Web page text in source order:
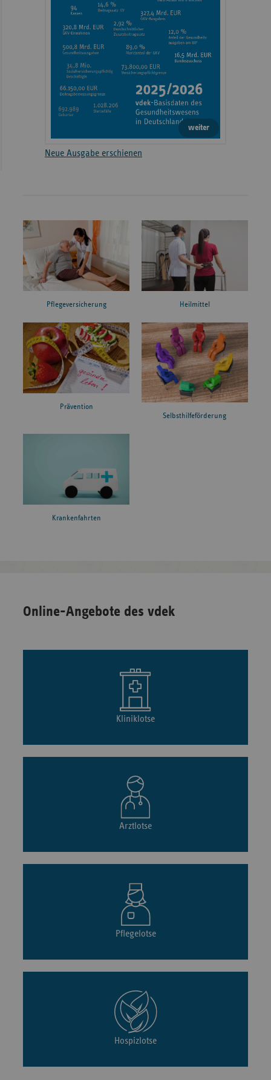
weiter
Neue Ausgabe erschienen
Pflegeversicherung Heilmittel
Prävention
Selbsthilfeförderung
Krankenfahrten
Online-Angebote des vdek
Kliniklotse
Arztlotse
Pflegelotse
Hospizlotse